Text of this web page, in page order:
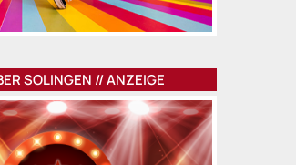
SOLINGEN // ANZEIGE